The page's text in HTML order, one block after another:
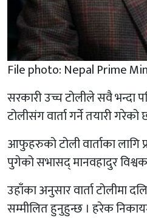
File photo: Nepal Prime
सरकारी उच्च टोलीले सवै
टोलीसंग वार्ता गर्ने तयारी गरेको
आफुहरुको टोली वार्ताका लागि
पुगेको सभासद् मानवहादुर
उहाँका अनुसार वार्ता टोलीमा
सम्मीलित हुनुहुन्छ । हरेक